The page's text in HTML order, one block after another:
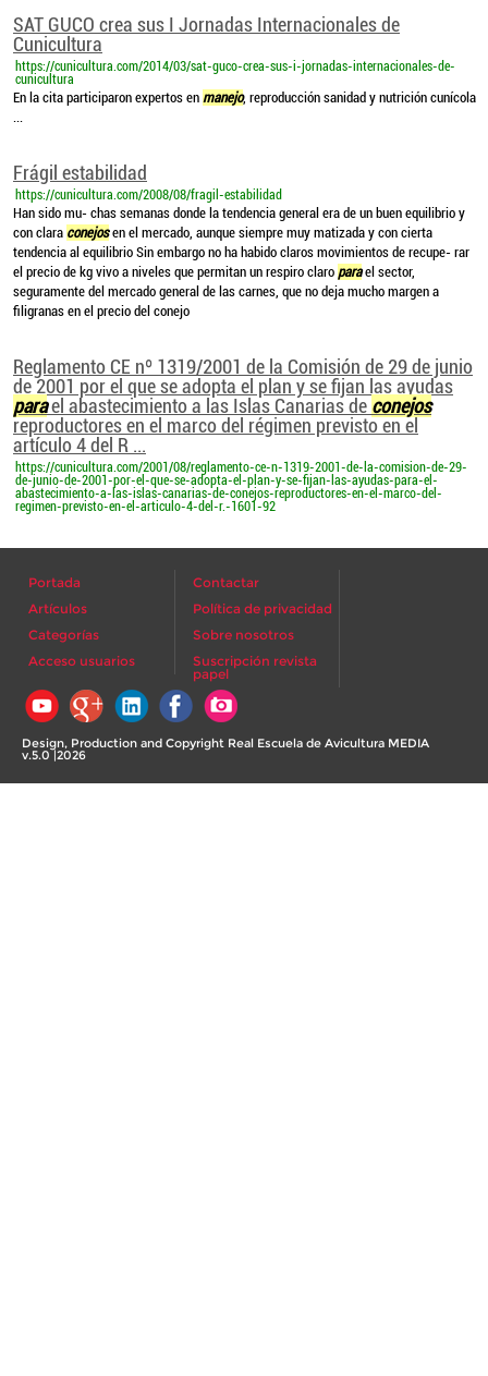
SAT GUCO crea sus I Jornadas Internacionales de
Cunicultura
https://cunicultura.com/2014/03/sat-guco-crea-sus-i-jornadas-internacionales-de-
cunicultura
En la cita participaron expertos en manejo, reproducción sanidad y nutrición cunícola
...
Frágil estabilidad
https://cunicultura.com/2008/08/fragil-estabilidad
Han sido mu- chas semanas donde la tendencia general era de un buen equilibrio y
con clara conejosen el mercado, aunque siempre muy matizada y con cierta
tendencia al equilibrio Sin embargo no ha habido claros movimientos de recupe- rar
el precio de kg vivo a niveles que permitan un respiro claro parael sector,
seguramente del mercado general de las carnes, que no deja mucho margen a
filigranas en el precio del conejo
Reglamento CE nº 1319/2001 de la Comisión de 29 de junio
de 2001 por el que se adopta el plan y se fijan las ayudas
parael abastecimiento a las Islas Canarias de conejos
reproductores en el marco del régimen previsto en el
artículo 4 del R ...
https://cunicultura.com/2001/08/reglamento-ce-n-1319-2001-de-la-comision-de-29-
de-junio-de-2001-por-el-que-se-adopta-el-plan-y-se-fijan-las-ayudas-para-el-
abastecimiento-a-las-islas-canarias-de-conejos-reproductores-en-el-marco-del-
regimen-previsto-en-el-articulo-4-del-r.-1601-92
Portada
Artículos
Categorías
Acceso usuarios
Contactar
Política de privacidad
Sobre nosotros
Suscripción revista
papel
Design, Production and Copyright Real Escuela de Avicultura MEDIA
v.5.0 |2026